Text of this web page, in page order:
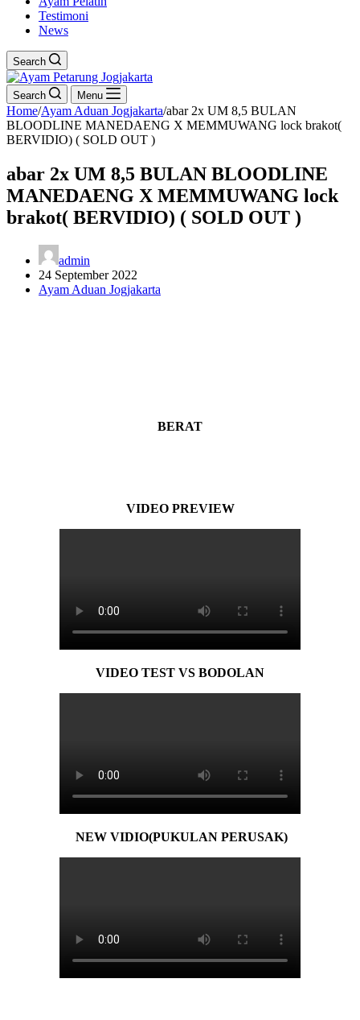
Testimoni
News
Search
Search Menu
Home/Ayam Aduan Jogjakarta/abar 2x UM 8,5 BULAN
BLOODLINE MANEDAENG X MEMMUWANG lock brakot(
BERVIDIO) ( SOLD OUT )
abar 2x UM 8,5 BULAN BLOODLINE
MANEDAENG X MEMMUWANG lock
brakot( BERVIDIO) ( SOLD OUT )
admin
24 September 2022
Ayam Aduan Jogjakarta
BERAT
VIDEO PREVIEW
VIDEO TEST VS BODOLAN
NEW VIDIO(PUKULAN PERUSAK)